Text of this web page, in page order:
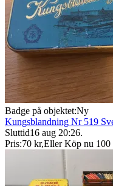
Badge på objektet:Ny
Kungsblandning Nr 519
Sluttid16 aug 20:26.
Pris:70 kr,Eller Köp nu 100